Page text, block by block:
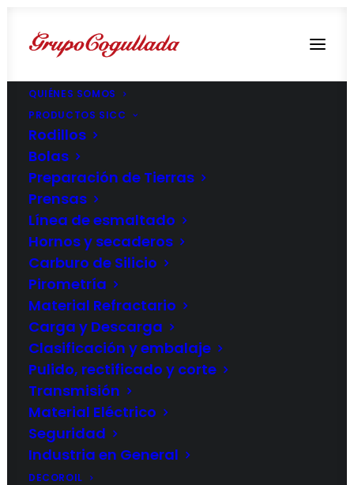
QUIÉNES SOMOS
PRODUCTOS SICC
Rodillos
Bolas
Preparación de Tierras
Prensas
Línea de esmaltado
Hornos y secaderos
Carburo de Silicio
Pirometría
Material Refractario
Carga y Descarga
Clasificación y embalaje
Pulido, rectificado y corte
Transmisión
Material Eléctrico
Seguridad
Industria en General
DECOROIL